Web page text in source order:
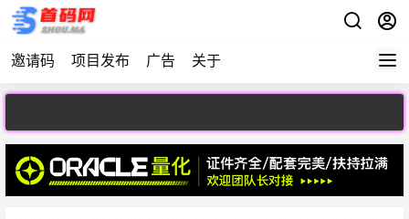
邀请码 项目发布 广告 关于